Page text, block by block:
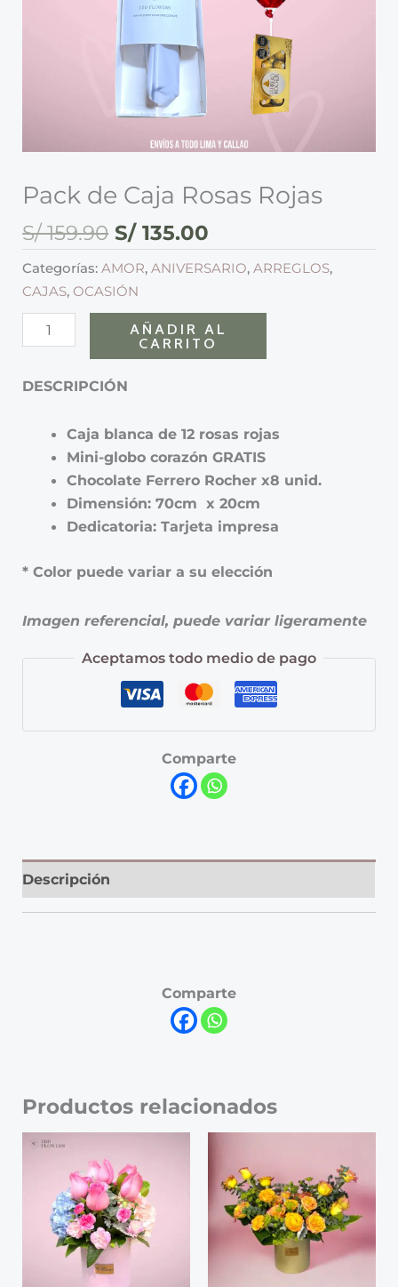
Pack de Caja Rosas Rojas
S/159.90 S/135.00
Categorías:AMOR,ANIVERSARIO,ARREGLOS,
CAJAS, OCASIÓN
AÑADIR AL
CARRITO
DESCRIPCIÓN
Caja blanca de 12 rosas rojas
Mini-globo corazón GRATIS
Chocolate Ferrero Rocher x8 unid.
Dimensión: 70cm x 20cm
Dedicatoria: Tarjeta impresa
* Color puede variar a su elección
Imagen referencial, puede variar ligeramente
Aceptamos todo medio de pago
Comparte
Descripción
Comparte
Productos relacionados